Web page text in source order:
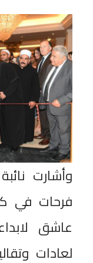
وأشارت
فرحات في
عاشق
لعادات